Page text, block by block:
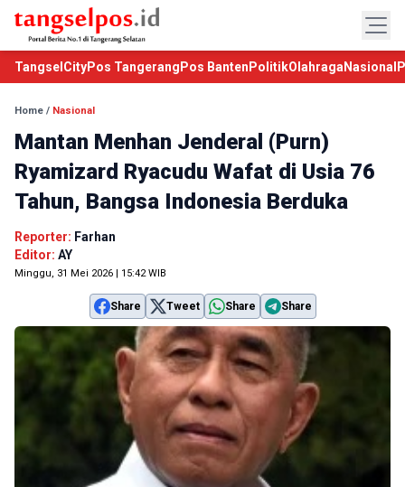
TangselCityPos Tangerang Pos Banten PolitikOlahraga Nasional
Home / Nasional
Mantan Menhan Jenderal (Purn)
Ryamizard Ryacudu Wafat di Usia 76
Tahun, Bangsa Indonesia Berduka
Reporter: Farhan
Editor: AY
Minggu, 31 Mei 2026 | 15:42 WIB
Share Tweet Share Share